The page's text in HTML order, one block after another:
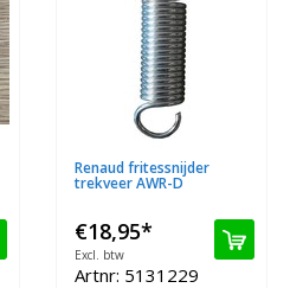
Renaud fritessnijder
trekveer AWR-D
€18,95*
Excl. btw
Artnr: 5131229